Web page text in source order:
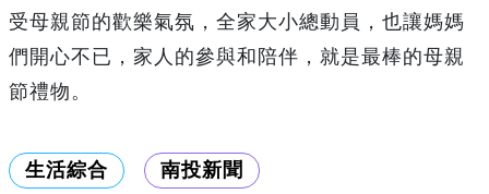
受母親節的歡樂氣氛，全家大小總動員，也讓媽媽
們開心不已，家人的參與和陪伴，就是最棒的母親
節禮物。
生活綜合 南投新聞